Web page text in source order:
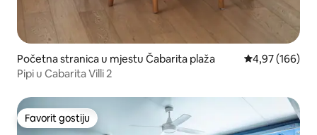
Početna stranica u mjestu Čabarita plaža prosječna
4,97 (166)
Pipi u Cabarita Villi 2
Favorit gostiju
Favorit gostiju